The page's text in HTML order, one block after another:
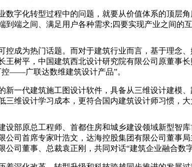
字化转型过程中的问题，就要从价值体系的顶层
到端之间、满足用户各种需求;四要实现产业之间的
成为热门话题。而对于建筑行业而言，基于理念
王树平，中国建筑西北设计研究院有限公司原董事
——广联达数维建筑设计产品”。
一代建筑施工图设计软件，具备从三维设计建模、
三维设计学习成本，更符合国内建筑设计师习惯，
部原总工程师、首都住房和城乡建设领域新型智库
公司首席专家叶浩文，达海控股集团有限公司董事
公司董事、总裁袁正刚，共同对话“建筑企业融合数